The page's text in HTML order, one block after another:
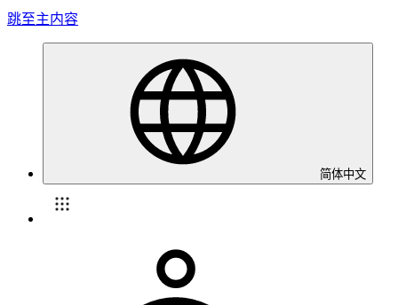
跳至主内容
简体中文